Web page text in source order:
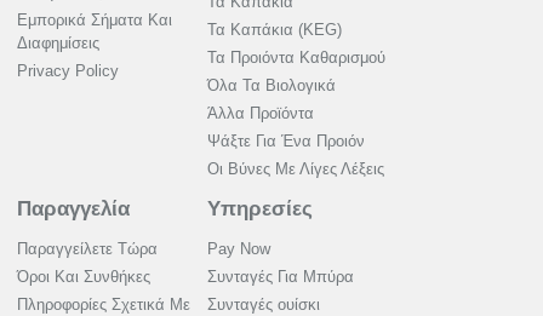
Εμπορικά Σήματα Και
Διαφημίσεις
Privacy Policy
Τα Καπάκια (KEG)
Τα Προιόντα Καθαρισμού
Όλα Τα Βιολογικά
Άλλα Προϊόντα
Ψάξτε Για Ένα Προιόν
Οι Βύνες Με Λίγες Λέξεις
Παραγγελία
Παραγγείλετε Τώρα
Όροι Και Συνθήκες
Πληροφορίες Σχετικά Με
Υπηρεσίες
Pay Now
Συνταγές Για Μπύρα
Συνταγές ουίσκι